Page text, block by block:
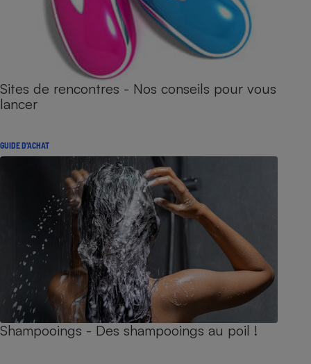
Sites de rencontres - Nos conseils pour vous
lancer
GUIDE D'ACHAT
Shampooings - Des shampooings au poil !